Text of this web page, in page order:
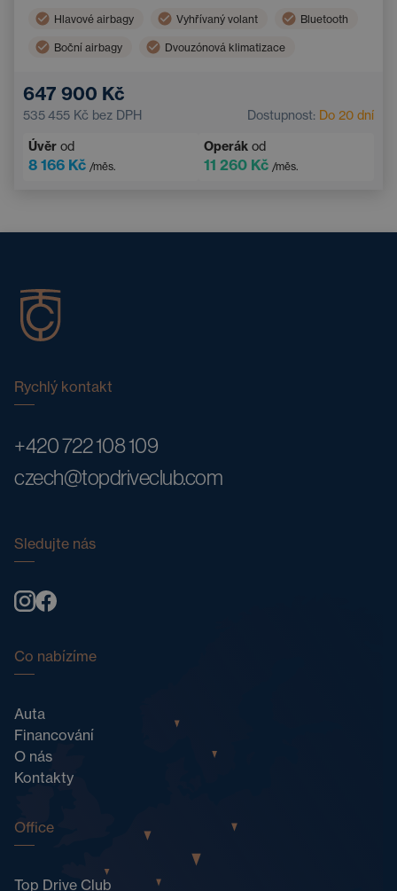
Hlavové airbagy Vyhřívaný volant Bluetooth
Boční airbagy Dvouzónová klimatizace
Automatická klimatizace
647 900 Kč
535 455 Kč bez DPH Dostupnost: Do 20 dní
Úvěr od
8 166 Kč /měs.
Operák od
11 260 Kč /měs.
Rychlý kontakt
+420 722 108 109
czech@topdriveclub.com
Sledujte nás
Co nabízíme
Auta
Financování
O nás
Kontakty
Office
Top Drive Club